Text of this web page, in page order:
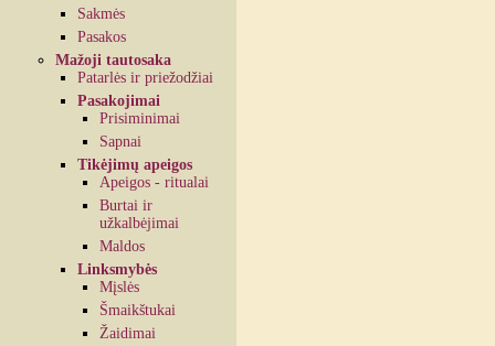
Sakmės
Pasakos
Mažoji tautosaka
Patarlės ir priežodžiai
Pasakojimai
Prisiminimai
Sapnai
Tikėjimų apeigos
Apeigos - ritualai
Burtai ir
užkalbėjimai
Maldos
Linksmybės
Mįslės
Šmaikštukai
Žaidimai